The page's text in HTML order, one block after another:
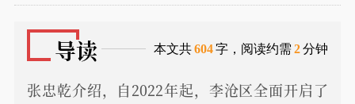
导读 本文共604字，阅读约需 2分钟
张忠乾介绍，自2022年起，李沧区全面开启了